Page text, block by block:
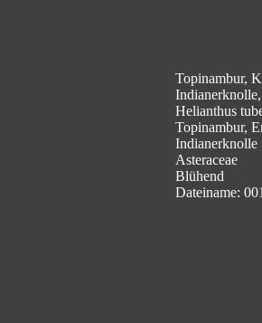
Topinambur,
Helianthus
Topinambur,
Indianerknolle
Asteraceae
Blühend
Dateiname: